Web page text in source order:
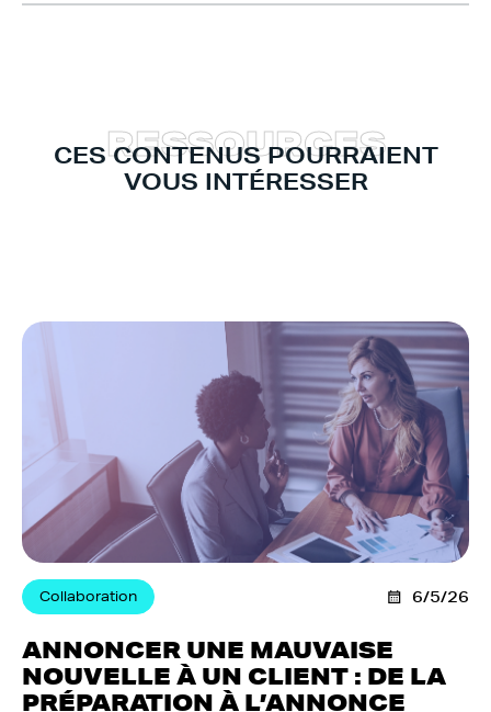
CES CONTENUS POURRAIENT
VOUS INTÉRESSER
RESSOURCES
Collaboration 6/5/26
ANNONCER UNE MAUVAISE
NOUVELLE À UN CLIENT : DE LA
PRÉPARATION À L’ANNONCE